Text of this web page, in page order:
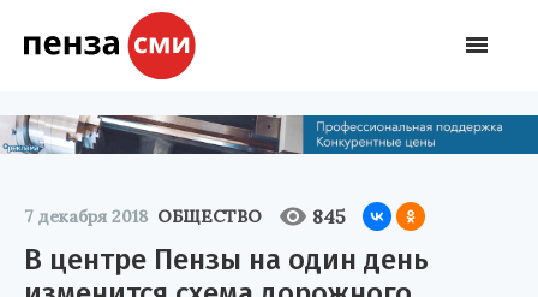
7 декабря 2018 ОБЩЕСТВО 845
В центре Пензы на один день